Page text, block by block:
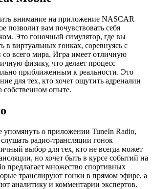
внимание на приложение NASCAR
позволит вам почувствовать себя
Это гоночный симулятор, где вы
в виртуальных гонках, соревнуясь с
всего мира. Игра имеет отличную
физику, что делает процесс
приближенным к реальности. Это
для тех, кто хочет ощутить адреналин
опыте.
упомянуть о приложении TuneIn Radio,
слушать радио-трансляции гонок
выбор для тех, кто не всегда может
но хочет быть в курсе событий на
предлагает множество спортивных
транслируют гонки в прямом эфире, а
аналитику и комментарии экспертов.